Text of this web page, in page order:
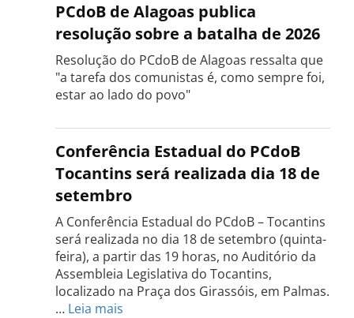
PCdoB de Alagoas publica
resolução sobre a batalha de 2026
Resolução do PCdoB de Alagoas ressalta que
"a tarefa dos comunistas é, como sempre foi,
estar ao lado do povo"
Conferência Estadual do PCdoB
Tocantins será realizada dia 18 de
setembro
A Conferência Estadual do PCdoB – Tocantins
será realizada no dia 18 de setembro (quinta-
feira), a partir das 19 horas, no Auditório da
Assembleia Legislativa do Tocantins,
localizado na Praça dos Girassóis, em Palmas.
… Leia mais